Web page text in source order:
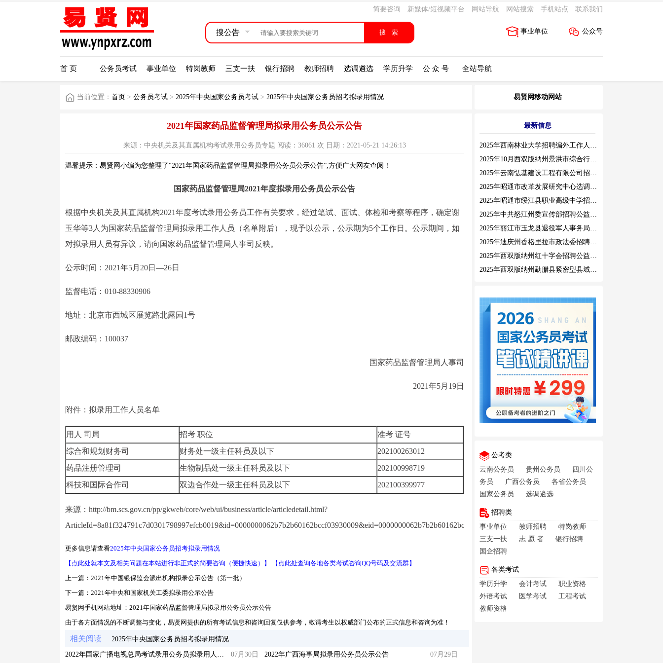
简要咨询 新媒体/短视频平台 网站导航 网站搜索 手机站点 联系我们
搜公告 公众号
事业单位
首 页 公务员考试 事业单位 特岗教师 三支一扶 银行招聘 教师招聘 选调遴选 学历升学 公 众 号 全站导航
当前位置： 首页 > 公务员考试 > 2025年中央国家公务员考试 > 2025年中央国家公务员招考拟录用情况
2021年国家药品监督管理局拟录用公务员公示公告
来源：中央机关及其直属机构考试录用公务员专题 阅读：36061 次 日期：2021-05-21 14:26:13
温馨提示：易贤网小编为您整理了“2021年国家药品监督管理局拟录用公务员公示公告”,方便广大网友查阅！
国家药品监督管理局2021年度拟录用公务员公示公告
根据中央机关及其直属机构2021年度考试录用公务员工作有关要求，经过笔试、面试、体检和考察等程序，确定谢
玉华等3人为国家药品监督管理局拟录用工作人员（名单附后），现予以公示，公示期为5个工作日。公示期间，如
对拟录用人员有异议，请向国家药品监督管理局人事司反映。
公示时间：2021年5月20日—26日
监督电话：010-88330906
地址：北京市西城区展览路北露园1号
邮政编码：100037
国家药品监督管理局人事司
2021年5月19日
附件：拟录用工作人员名单
用人 司局 招考 职位
准考 证号
综合和规划财务司
财务处一级主任科员及以下
202100263012
药品注册管理司
生物制品处一级主任科员及以下
202100998719
科技和国际合作司
双边合作处一级主任科员及以下 202100399977
来源：http://bm.scs.gov.cn/pp/gkweb/core/web/ui/business/article/articledetail.html?
ArticleId=8a81f324791c7d0301798997efcb0019&id=0000000062b7b2b60162bccf03930009&eid=0000000062b7b2b60162bcd0591c000b
更多信息请查看2025年中央国家公务员招考拟录用情况
【点此处就本文及相关问题在本站进行非正式的简要咨询（便捷快速）】
【点此处查询各地各类考试咨询QQ号码及交流群】
上一篇： 2021年中国银保监会派出机构拟录公示公告（第一批）
下一篇： 2021年中央和国家机关工委拟录用公示公告
易贤网手机网站地址： 2021年国家药品监督管理局拟录用公务员公示公告
由于各方面情况的不断调整与变化，易贤网提供的所有考试信息和咨询回复仅供参考，敬请考生以权威部门公布的正式信息和咨询为准！
相关阅读 2025年中央国家公务员招考拟录用情况
2022年国家广播电视总局考试录用公务员拟录用人选公示（第一批） 07月30日 2022年广西海事局拟录用公务员公示公告 07月29日
易贤网移动网站
最新信息
2025年西南林业大学招聘编外工作人员公告（三）
2025年10月西双版纳州景洪市综合行政执法局招聘人员公告
2025年云南弘基建设工程有限公司招聘公告
2025年昭通市改革发展研究中心选调工作人员职业素质测评通告
2025年昭通市绥江县职业高级中学招聘编外紧缺临聘数学教师公告
2025年中共怒江州委宣传部招聘公益性岗位公告
2025年丽江市玉龙县退役军人事务局公益性岗位招聘公告
2025年迪庆州香格里拉市政法委招聘公益性岗位公告
2025年西双版纳州红十字会招聘公益性岗位人员公告
2025年西双版纳州勐腊县紧密型县域医共体招聘编外人员公告
公考类
云南公务员
贵州公务员
四川公
务员
广西公务员
各省公务员
国家公务员
选调遴选
招聘类
事业单位
教师招聘
特岗教师
三支一扶
志 愿 者
银行招聘
国企招聘
各类考试
学历升学
会计考试
职业资格
外语考试
医学考试
工程考试
教师资格